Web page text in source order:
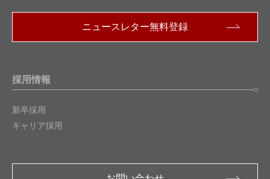
ニュースレター無料登録
採用情報
新卒採用
キャリア採用